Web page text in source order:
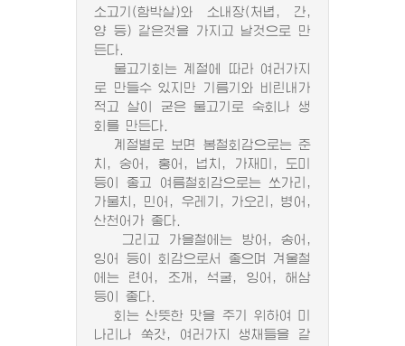
소고기(함박살)와 소내장(처녑, 간,
양 등) 같은것을 가지고 날것으로 만
든다.
물고기회는 계절에 따라 여러가지
로 만들수 있지만 기름기와 비린내가
적고 살이 굳은 물고기로 숙회나 생
회를 만든다.
계절별로 보면 봄철회감으로는 준
치, 숭어, 홍어, 넙치, 가재미, 도미
등이 좋고 여름철회감으로는 쏘가리,
가물치, 민어, 우레기, 가오리, 병어,
산천어가 좋다.
그리고 가을철에는 방어, 송어,
잉어 등이 회감으로서 좋으며 겨울철
에는 련어, 조개, 석굴, 잉어, 해삼
등이 좋다.
회는 산뜻한 맛을 주기 위하여 미
나리나 쑥갓, 여러가지 생채들을 같